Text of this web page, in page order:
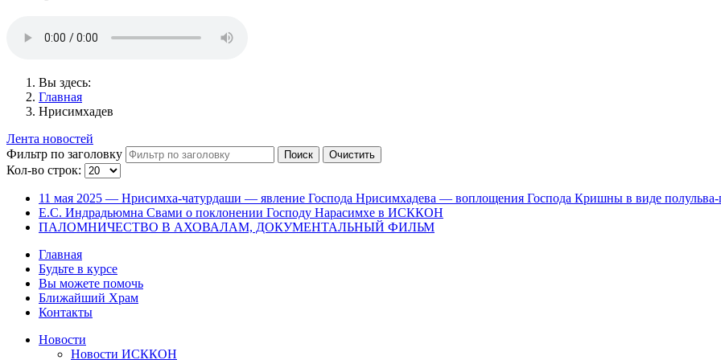
Вы здесь:
Главная
Нрисимхадев
Лента новостей
Фильтр по заголовку
Поиск Очистить
Кол-во строк:
11 мая 2025 — Нрисимха-чатурдаши — явление Господа Нрисимхадева — воплощения Господа Кришны в виде полульва-
Е.С. Индрадьюмна Свами о поклонении Господу Нарасимхе в ИСККОН
ПАЛОМНИЧЕСТВО В АХОВАЛАМ, ДОКУМЕНТАЛЬНЫЙ ФИЛЬМ
Главная
Будьте в курсе
Вы можете помочь
Ближайший Храм
Контакты
Новости
Новости ИСККОН